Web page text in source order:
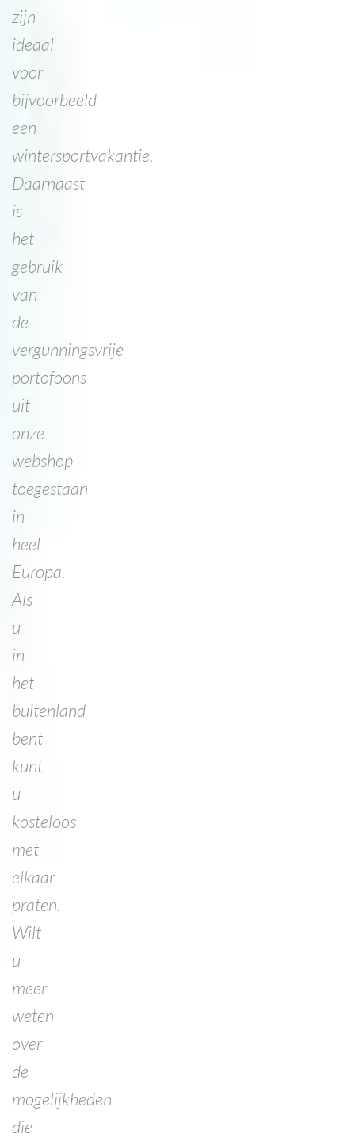
zijn
ideaal
voor
bijvoorbeeld
een
wintersportvakantie.
Daarnaast
is
het
gebruik
van
de
vergunningsvrije
portofoons
uit
onze
webshop
toegestaan
in
heel
Europa.
Als
u
in
het
buitenland
bent
kunt
u
kosteloos
met
elkaar
praten.
Wilt
u
meer
weten
over
de
mogelijkheden
die